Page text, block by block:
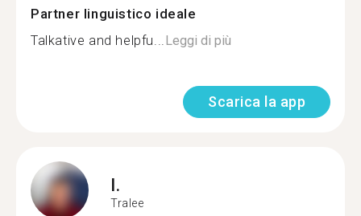
Partner linguistico ideale
Talkative and helpfu...Leggi di più
Scarica la app
I.
Tralee